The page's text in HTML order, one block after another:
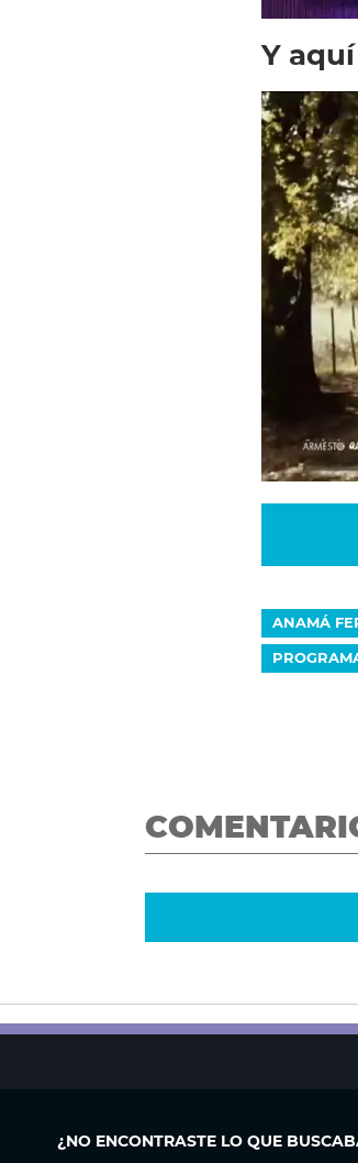
Y
ANAMÁ
¿NO ENCONTRASTE LO QUE